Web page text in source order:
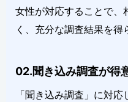
女性が対応することで、
く、充分な調査結果を得
02.聞き込み調査が得
「聞き込み調査」に対